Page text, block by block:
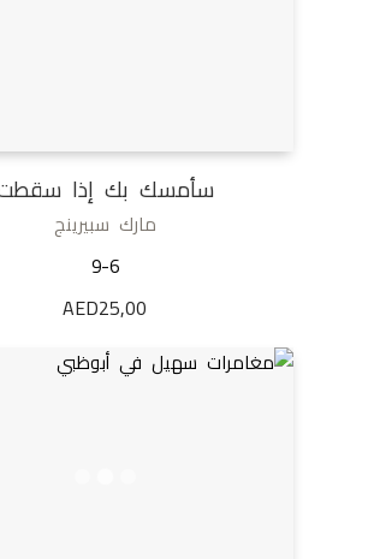
سأمسك بك إذا سقطت
مارك سبيرينج
9-6
AED25,00